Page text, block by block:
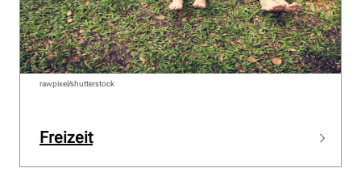
Freizeit
rawpixel/shutterstock